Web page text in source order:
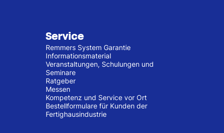
Service
Remmers System Garantie
Informationsmaterial
Veranstaltungen, Schulungen und
Seminare
Ratgeber
Messen
Kompetenz und Service vor Ort
Bestellformulare für Kunden der
Fertighausindustrie